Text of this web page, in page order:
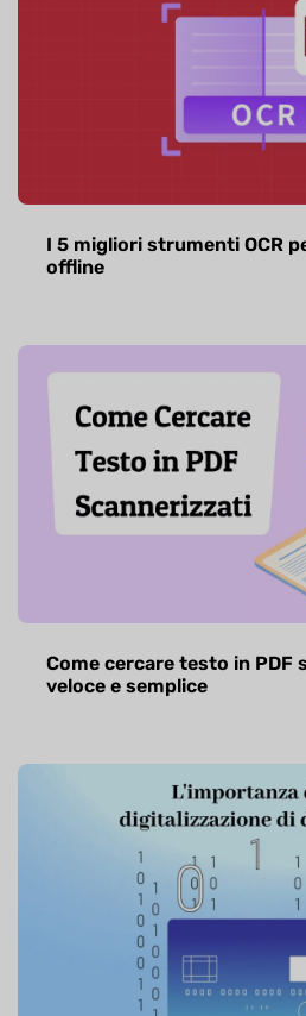
I 5 migliori strumenti OCR
offline
Come cercare testo in PDF
veloce e semplice